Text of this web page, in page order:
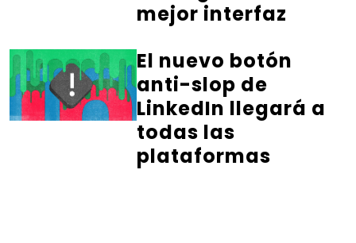
mejor interfaz
El nuevo botón
anti-slop de
LinkedIn llegará a
todas las
plataformas